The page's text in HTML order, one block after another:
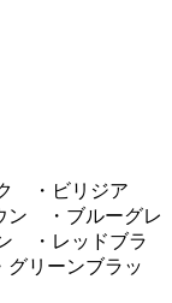
ク ・ビリジア
ン ・ブルーグレ
・レッドブラ
リーンブラッ